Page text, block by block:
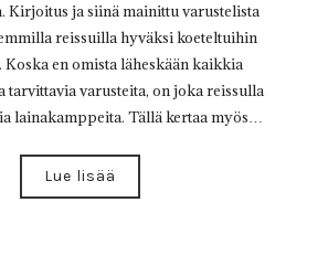
Kirjoitus ja siinä mainittu varustelista
reissuilla hyväksi koeteltuihin
en omista läheskään kaikkia
tarvittavia varusteita, on joka reissulla
lainakamppeita. Tällä kertaa myös…
Lue lisää